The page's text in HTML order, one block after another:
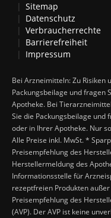
Sitemap
Datenschutz
Verbraucherrechte
Barrierefreiheit
Impressum
Bei Arzneimitteln: Zu Risiken
Packungsbeilage und fragen
Apotheke. Bei
Sie die Packungsbeilage und
oder in Ihrer Apotheke. Nur
Alle Preise inkl. MwSt. *
Preisempfehlung des
Herstellermeldung des
Informationsstelle für
rezeptfreien Produkten
Preisempfehlung des
(AVP). Der AVP ist keine